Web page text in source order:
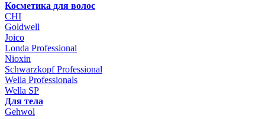
Косметика для волос
CHI
Goldwell
Joico
Londa Professional
Nioxin
Schwarzkopf Professional
Wella Professionals
Wella SP
Для тела
Gehwol